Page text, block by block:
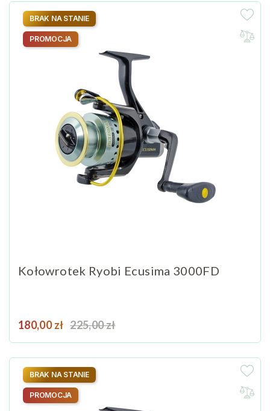
Kołowrotek Ryobi Ecusima 3000FD
Cena
180,00 zł Cena podstawowa
225,00 zł
BRAK NA STANIE
PROMOCJA
BRAK NA STANIE
PROMOCJA